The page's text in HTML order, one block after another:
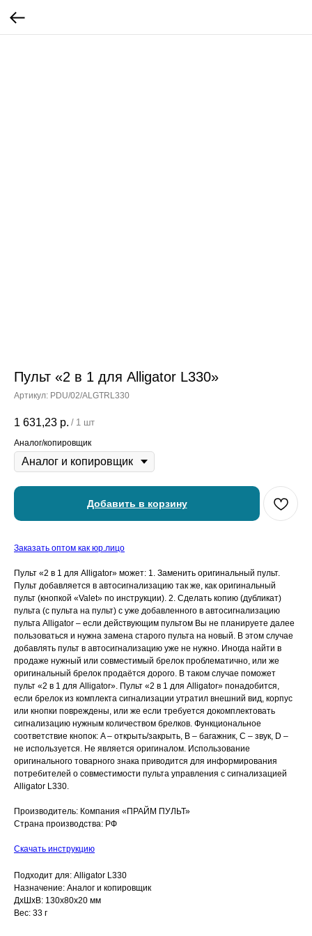
Пульт «2 в 1 для Alligator L330»
Артикул: PDU/02/ALGTRL330
1 631,23 р. / 1 шт
Аналог/копировщик
Добавить в корзину
Заказать оптом как юр.лицо
Пульт «2 в 1 для Alligator» может: 1. Заменить оригинальный пульт.
Пульт добавляется в автосигнализацию так же, как оригинальный
пульт (кнопкой «Valet» по инструкции). 2. Сделать копию (дубликат)
пульта (с пульта на пульт) с уже добавленного в автосигнализацию
пульта Alligator – если действующим пультом Вы не планируете далее
пользоваться и нужна замена старого пульта на новый. В этом случае
добавлять пульт в автосигнализацию уже не нужно. Иногда найти в
продаже нужный или совместимый брелок проблематично, или же
оригинальный брелок продаётся дорого. В таком случае поможет
пульт «2 в 1 для Alligator». Пульт «2 в 1 для Alligator» понадобится,
если брелок из комплекта сигнализации утратил внешний вид, корпус
или кнопки повреждены, или же если требуется докомплектовать
сигнализацию нужным количеством брелков. Функциональное
соответствие кнопок: A – открыть/закрыть, B – багажник, C – звук, D –
не используется. Не является оригиналом. Использование
оригинального товарного знака приводится для информирования
потребителей о совместимости пульта управления с сигнализацией
Alligator L330.
Производитель: Компания «ПРАЙМ ПУЛЬТ»
Страна производства: РФ
Скачать инструкцию
Подходит для: Alligator L330
Назначение: Аналог и копировщик
ДxШxВ: 130x80x20 мм
Вес: 33 г